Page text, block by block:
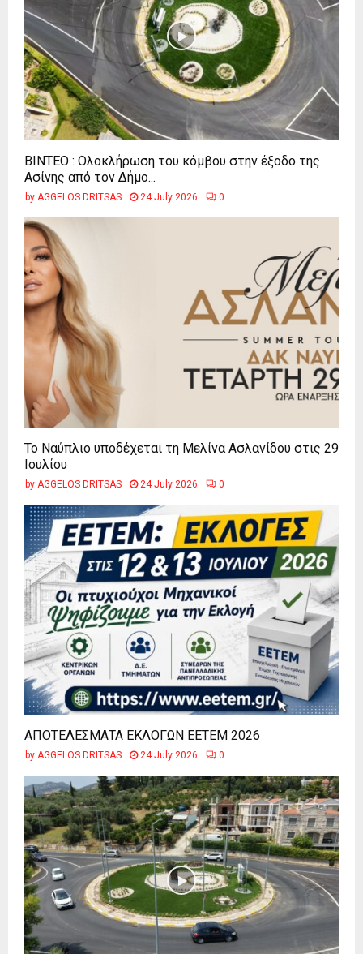
ΒΙΝΤΕΟ : Ολοκλήρωση του κόμβου στην έξοδο της
Ασίνης από τον Δήμο...
by AGGELOS DRITSAS 24 July 2026 0
Το Ναύπλιο υποδέχεται τη Μελίνα Ασλανίδου στις 29
Ιουλίου
by AGGELOS DRITSAS 24 July 2026 0
ΑΠΟΤΕΛΕΣΜΑΤΑ ΕΚΛΟΓΩΝ ΕΕΤΕΜ 2026
by AGGELOS DRITSAS 24 July 2026 0